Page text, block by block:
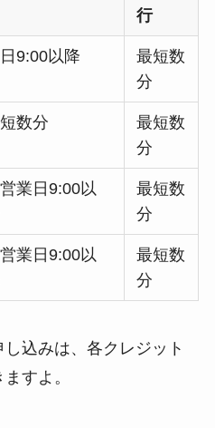
行
9:00以降
最短数
分
数分
最短数
分
業日9:00以
最短数
分
業日9:00以
最短数
分
込みは、各クレジット
すよ。